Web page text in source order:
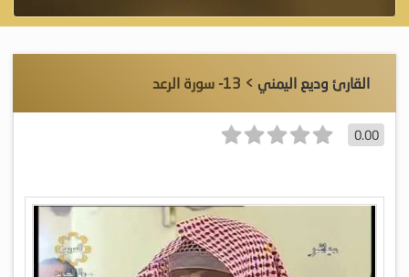
القارئ وديع اليمني > 13- سورة الرعد
0.00